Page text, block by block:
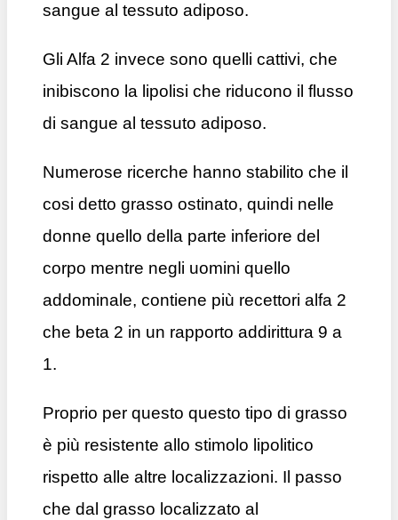
sangue al tessuto adiposo.
Gli Alfa 2 invece sono quelli cattivi, che
inibiscono la lipolisi che riducono il flusso
di sangue al tessuto adiposo.
Numerose ricerche hanno stabilito che il
cosi detto grasso ostinato, quindi nelle
donne quello della parte inferiore del
corpo mentre negli uomini quello
addominale, contiene più recettori alfa 2
che beta 2 in un rapporto addirittura 9 a
1.
Proprio per questo questo tipo di grasso
è più resistente allo stimolo lipolitico
rispetto alle altre localizzazioni. Il passo
che dal grasso localizzato al